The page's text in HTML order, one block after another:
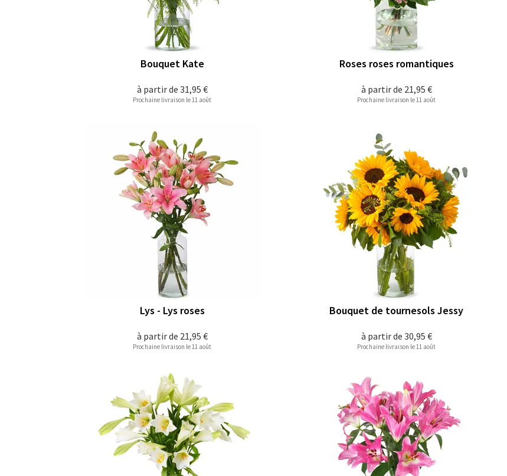
à partir de 31,95 €
Bouquet Kate
Prochaine livraison le 11 août
à partir de 21,95 €
Roses roses romantiques
Prochaine livraison le 11 août
à partir de 21,95 €
Lys - Lys roses
Prochaine livraison le 11 août
à partir de 30,95 €
Bouquet de tournesols Jessy
Prochaine livraison le 11 août